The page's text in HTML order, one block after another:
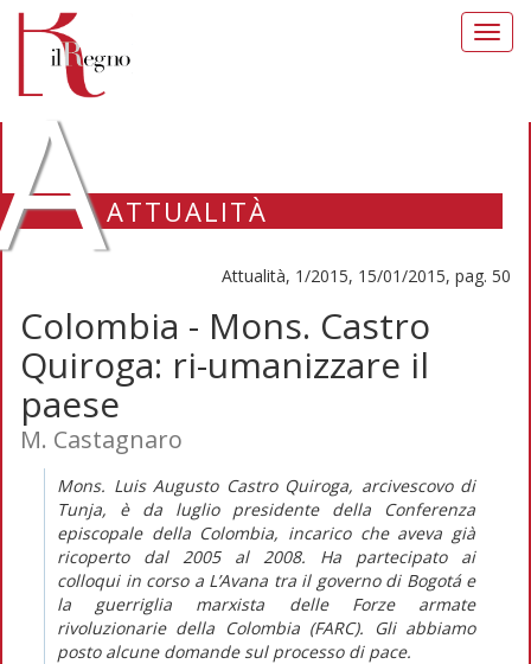
ATTUALITÀ
Attualità, 1/2015, 15/01/2015, pag. 50
Colombia - Mons. Castro
Quiroga: ri-umanizzare il
paese
M. Castagnaro
Mons. Luis Augusto Castro Quiroga, arcivescovo di
Tunja, è da luglio presidente della Conferenza
episcopale della Colombia, incarico che aveva già
ricoperto dal 2005 al 2008. Ha partecipato ai
colloqui in corso a L’Avana tra il governo di Bogotá e
la guerriglia marxista delle Forze armate
rivoluzionarie della Colombia (FARC). Gli abbiamo
posto alcune domande sul processo di pace.